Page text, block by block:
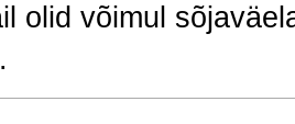
olid võimul